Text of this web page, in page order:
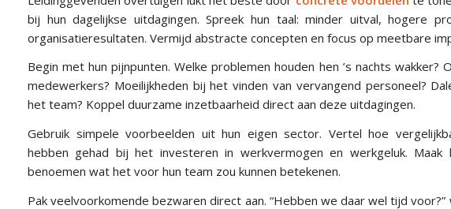
bij hun dagelijkse uitdagingen. Spreek hun taal: minder uitval, hogere
organisatieresultaten. Vermijd abstracte concepten en focus op meetbare
Begin met hun pijnpunten. Welke problemen houden hen ’s nachts wakker?
medewerkers? Moeilijkheden bij het vinden van vervangend personeel?
het team? Koppel duurzame inzetbaarheid direct aan deze uitdagingen.
Gebruik simpele voorbeelden uit hun eigen sector. Vertel hoe
hebben gehad bij het investeren in werkvermogen en werkgeluk.
benoemen wat het voor hun team zou kunnen betekenen.
Pak veelvoorkomende bezwaren direct aan. “Hebben we daar wel tijd